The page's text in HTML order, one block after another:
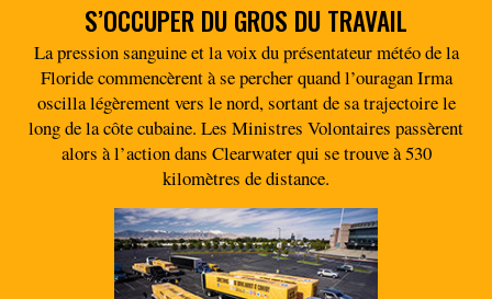
S’OCCUPER DU GROS DU TRAVAIL
La pression sanguine et la voix du présentateur météo de la
Floride commencèrent à se percher quand l’ouragan Irma
oscilla légèrement vers le nord, sortant de sa trajectoire le
long de la côte cubaine. Les Ministres Volontaires passèrent
alors à l’action dans Clearwater qui se trouve à 530
kilomètres de distance.